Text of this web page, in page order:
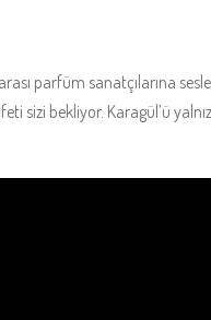
parfüm sanatçılarına
sizi bekliyor. Karagül’ü